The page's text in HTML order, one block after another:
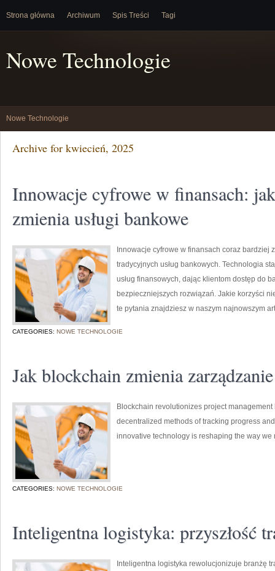
Strona główna Archiwum Spis Treści Tagi
Nowe Technologie
Nowe Technologie
Archive for kwiecień, 2025
Innowacje cyfrowe w finansach:
zmienia usługi bankowe
Innowacje cyfrowe w finansach coraz bardziej
tradycyjnych usług bankowych. Technologia
usług finansowych, dając klientom dostęp do
bezpieczniejszych rozwiązań. Jakie korzyści
te pytania znajdziesz w naszym najnowszym
CATEGORIES: NOWE TECHNOLOGIE
Jak blockchain zmienia
Blockchain revolutionizes project
decentralized methods of tracking progress
innovative technology is reshaping the way we
CATEGORIES: NOWE TECHNOLOGIE
Inteligentna logistyka: przyszłość
Inteligentna logistyka rewolucjonizuje branżę